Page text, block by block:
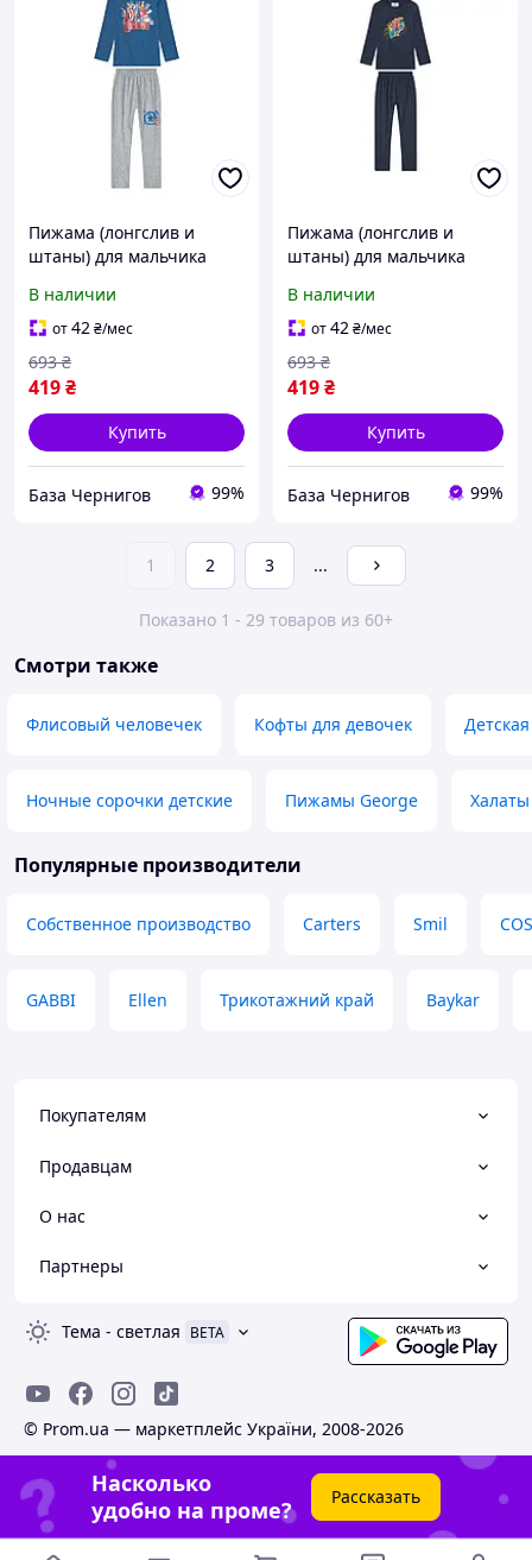
Пижама (лонгслив и
штаны) для мальчика
104 см (2-4 years) Синий
В наличии
от42₴/мес
419₴
693 ₴
Купить
База Чернигов 99%
Пижама (лонгслив и
штаны) для мальчика
110-116 см (4-6 years)
темно-синий
В наличии
от42₴/мес
419₴
693 ₴
Купить
База Чернигов 99%
1 2 3 ...
Показано 1 - 29 товаров из 60+
Смотри также
Флисовый человечек Кофты для девочек
Ночные сорочки детские Пижамы George
Популярные производители
Собственное производство Carters Smil
GABBI Ellen Трикотажний край Baykar
Покупателям
Продавцам
О нас
Партнеры
Тема - светлая BETA
© Prom.ua — маркетплейс України, 2008-2026
Насколько
удобно на проме?
Рассказать